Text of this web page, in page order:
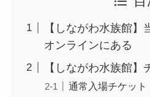
【しながわ水族館】
オンラインにある
【しながわ水族館】
通常入場チケット